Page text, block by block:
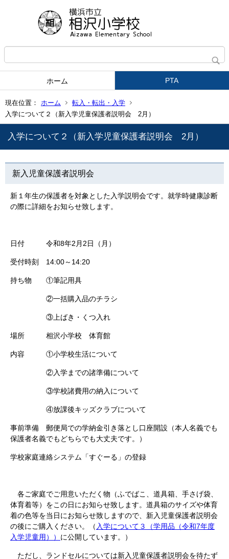
ホーム PTA
現在位置： ホーム
転入・転出・入学
入学について２（新入学児童保護者説明会 2月）
入学について２（新入学児童保護者説明会 2月）
新入児童保護者説明会
新１年生の保護者を対象とした入学説明会です。就学時健康診断
の際に詳細をお知らせ致します。
日付 令和8年2月2日（月）
受付時刻 14:00～14:20
持ち物 ①筆記用具
②一括購入品のチラシ
③上ばき・くつ入れ
場所 相沢小学校 体育館
内容 ①小学校生活について
②入学までの諸準備について
③学校諸費用の納入について
④放課後キッズクラブについて
事前準備 郵便局での学納金引き落とし口座開設（本人名義でも
保護者名義でもどちらでも大丈夫です。）
学校家庭連絡システム「すぐーる」の登録
各ご家庭でご用意いただく物（ふでばこ、道具箱、手さげ袋、
体育着等）をこの日にお知らせ致します。道具箱のサイズや体育
着の色等を当日にお知らせ致しますので、新入児童保護者説明会
の後にご購入ください。（ 入学について３（学用品（令和7年度
入学児童用）） に公開しています。）
ただし、ランドセルについては新入児童保護者説明会を待たず